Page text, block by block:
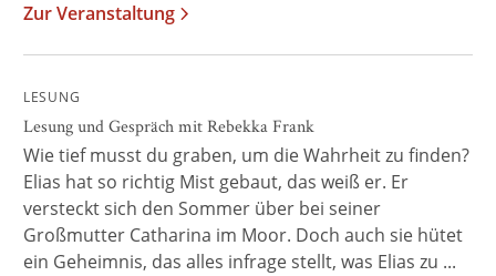
Zur Veranstaltung
LESUNG
Lesung und Gespräch mit Rebekka Frank
Wie tief musst du graben, um die Wahrheit zu finden?
Elias hat so richtig Mist gebaut, das weiß er. Er
versteckt sich den Sommer über bei seiner
Großmutter Catharina im Moor. Doch auch sie hütet
ein Geheimnis, das alles infrage stellt, was Elias zu ...